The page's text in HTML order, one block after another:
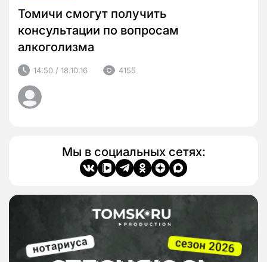
Томичи смогут получить
консультации по вопросам
алкоголизма
14:50 / 18.10.16 4155
Мы в социальных сетях: